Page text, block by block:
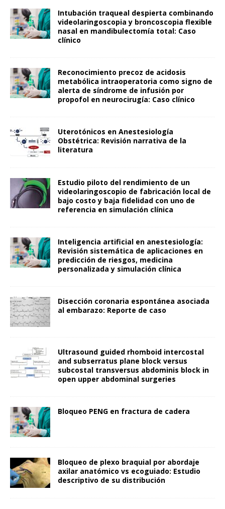
Intubación traqueal despierta combinando
videolaringoscopia y broncoscopia flexible
nasal en mandibulectomía total: Caso
clínico
Reconocimiento precoz de acidosis
metabólica intraoperatoria como signo de
alerta de síndrome de infusión por
propofol en neurocirugía: Caso clínico
Uterotónicos en Anestesiología
Obstétrica: Revisión narrativa de la
literatura
Estudio piloto del rendimiento de un
videolaringoscopio de fabricación local de
bajo costo y baja fidelidad con uno de
referencia en simulación clínica
Inteligencia artificial en anestesiología:
Revisión sistemática de aplicaciones en
predicción de riesgos, medicina
personalizada y simulación clínica
Disección coronaria espontánea asociada
al embarazo: Reporte de caso
Ultrasound guided rhomboid intercostal
and subserratus plane block versus
subcostal transversus abdominis block in
open upper abdominal surgeries
Bloqueo PENG en fractura de cadera
Bloqueo de plexo braquial por abordaje
axilar anatómico vs ecoguiado: Estudio
descriptivo de su distribución